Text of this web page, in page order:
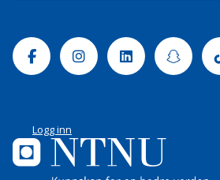
FacebookInstagramLinkedin
Logg inn